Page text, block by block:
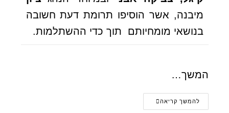
מיבנה, אשר הוסיפו תרומת דעת חשובה
בנושאי מומחיותם תוך כדי ההשתלמות.
המשך…
להמשך קריאה